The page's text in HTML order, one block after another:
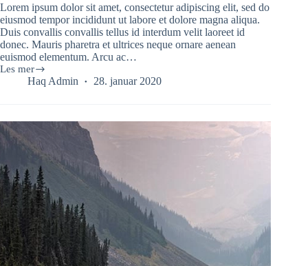
Lorem ipsum dolor sit amet, consectetur adipiscing elit, sed do
eiusmod tempor incididunt ut labore et dolore magna aliqua.
Duis convallis convallis tellus id interdum velit laoreet id
donec. Mauris pharetra et ultrices neque ornare aenean
euismod elementum. Arcu ac…
Les mer
Fermentum
Quam
Viverra
Orci
Haq Admin 28. januar 2020